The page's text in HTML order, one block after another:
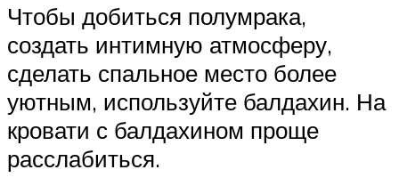
Чтобы добиться полумрака,
создать интимную атмосферу,
сделать спальное место более
уютным, используйте балдахин. На
кровати с балдахином проще
расслабиться.